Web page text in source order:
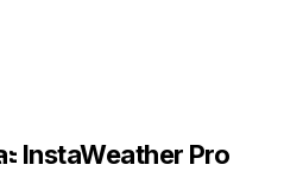
InstaWeather Pro